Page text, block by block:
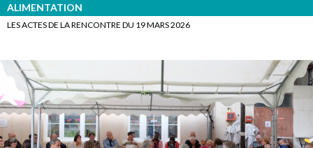
ALIMENTATION
LES ACTES DE LA RENCONTRE DU 19 MARS 2026